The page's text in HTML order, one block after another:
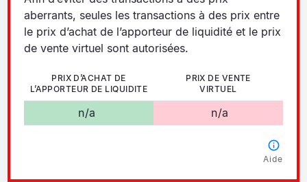
aberrants, seules les transactions à des prix entre
le prix d’achat de l’apporteur de liquidité et le prix
de vente virtuel sont autorisées.
PRIX D’ACHAT DE
L’APPORTEUR DE LIQUIDITE
PRIX DE VENTE
VIRTUEL
n/a n/a
Aide